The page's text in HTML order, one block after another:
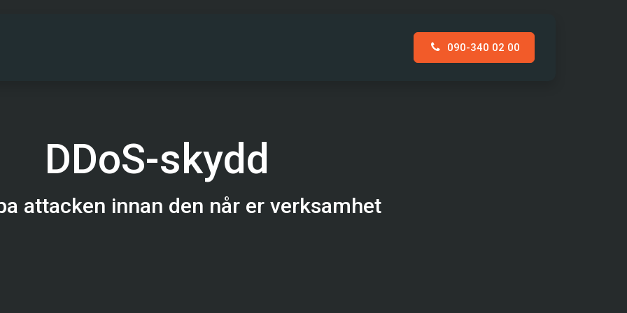
090-340 02 00
DDoS-skydd
attacken innan den når er verksamhet